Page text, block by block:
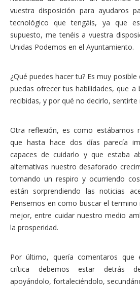
vuestra disposición para ayudaros
tecnológico que tengáis, ya que
supuesto, me tenéis a vuestra
Unidas Podemos en el Ayuntamiento.
¿Qué puedes hacer tu? Es muy
puedas ofrecer tus habilidades, que a
recibidas, y por qué no decirlo,
Otra reflexión, es como estábamos
que hasta hace dos días parecía
capaces de cuidarlo y que estaba
alternativas nuestro desaforado
tomando un respiro y ocurriendo
están sorprendiendo las noticias
Pensemos en como buscar el
mejor, entre cuidar nuestro medio
la prosperidad.
Por último, quería comentaros que
crítica debemos estar detrás
apoyándolo, fortaleciéndolo,